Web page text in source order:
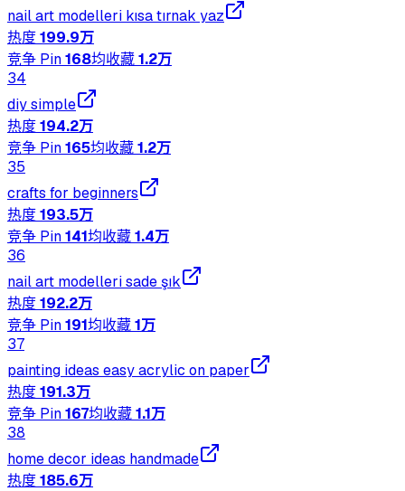
nail art modelleri kısa tırnak yaz
热度199.9万
竞争 Pin168均收藏1.2万
34
diy simple
热度194.2万
竞争 Pin165均收藏1.2万
35
crafts for beginners
热度193.5万
竞争 Pin141均收藏1.4万
36
nail art modelleri sade şık
热度192.2万
竞争 Pin191均收藏1万
37
painting ideas easy acrylic on paper
热度191.3万
竞争 Pin167均收藏1.1万
38
home decor ideas handmade
热度185.6万